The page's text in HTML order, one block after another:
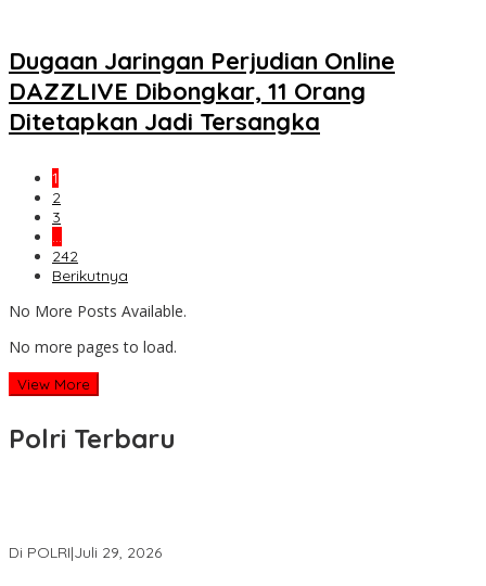
Dugaan Jaringan Perjudian Online
DAZZLIVE Dibongkar, 11 Orang
Ditetapkan Jadi Tersangka
1
2
3
…
242
Berikutnya
No More Posts Available.
No more pages to load.
View More
Polri Terbaru
Di POLRI|Juli 29, 2026